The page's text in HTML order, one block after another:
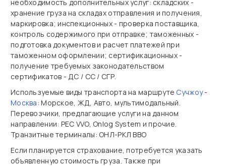
необходимость дополнительных услуг: складских -
хранение груза на складах отправления и получения,
маркировка; инспекционных - проверка поставщика,
контроль содержимого при отправке; таможенных -
подготовка документов и расчет платежей при
таможенном оформлении; сертификационных -
получение требуемых законодательством
сертификатов - ДС / СС / СГР.
Используемые виды транспорта на маршруте Сучжоу-
Москва: Морское, ЖД, Авто, мультимодальный.
Перевозчики, предлагающие услуги на данном
направлении: PEC VVO, Onlog System и прочие.
Транзитные терминалы: ОНЛ-РКЛ ВВО
Если планируется страхование, потребуется указать
объявленную стоимость груза. Также при